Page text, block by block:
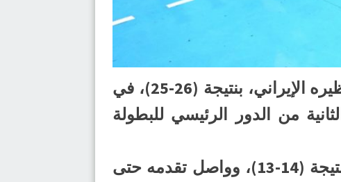
فاز المنتخب السعودي لكرة اليد لدرجة الشباب مواليد (2004م)، على نظيره الإيراني، بنتيجة (26-25)، في
من الدور الرئيسي للبطولة
وفرض الأخضر السعودي تفوقه على نظيره الإيراني في الشوط الأول بنتيجة (14-13)، وواصل تقدمه حتى